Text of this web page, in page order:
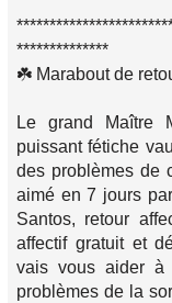
**************
☘️ Marabout de
Le grand Maître
puissant fétiche
des problèmes de
aimé en 7 jours
Santos, retour
affectif gratuit et
vais vous aider à
problèmes de la